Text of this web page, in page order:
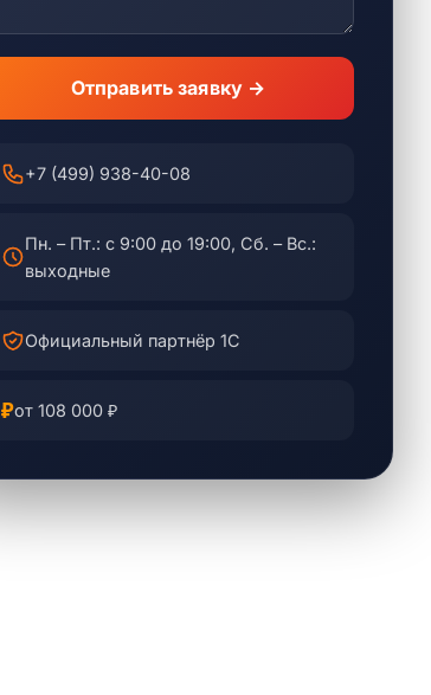
Отправить заявку →
+7 (499) 938-40-08
Пн. – Пт.: с 9:00 до 19:00, Сб. – Вс.:
выходные
Официальный партнёр 1С
₽от 108 000 ₽